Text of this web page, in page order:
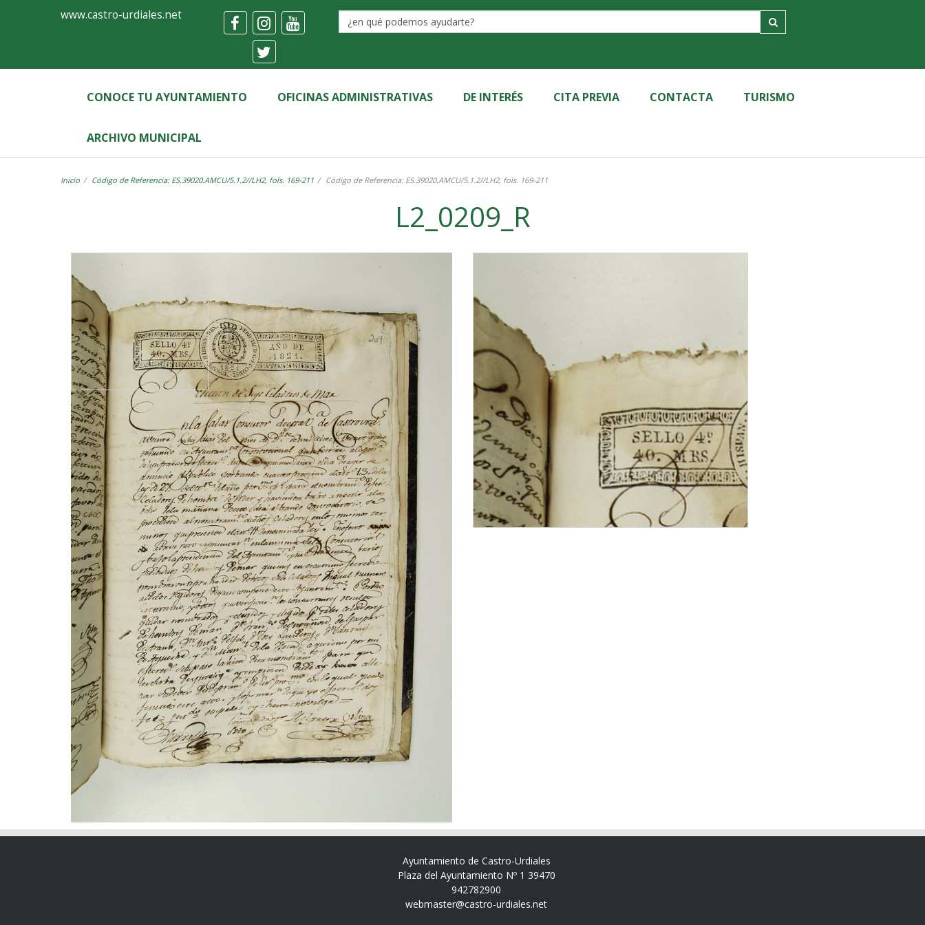
Ayuntamiento
Castro-
Urdiales
www.castro-urdiales.net
CONOCE TU AYUNTAMIENTO OFICINAS ADMINISTRATIVAS DE INTERÉS CITA PREVIA CONTACTA TURISMO
ARCHIVO MUNICIPAL
Inicio Código de Referencia: ES.39020.AMCU/5.1.2//LH2, fols. 169-211 Código de Referencia: ES.39020.AMCU/5.1.2//LH2, fols. 169-211
L2_0209_R
Ayuntamiento de Castro-Urdiales
Plaza del Ayuntamiento Nº 1 39470
942782900
webmaster@castro-urdiales.net